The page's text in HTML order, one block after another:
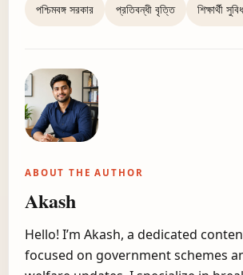
পশ্চিমবঙ্গ সরকার প্রতিবন্ধী বৃত্তি শিক্ষার্থী
ABOUT THE AUTHOR
Akash
Hello! I’m Akash, a dedicated
focused on government schemes